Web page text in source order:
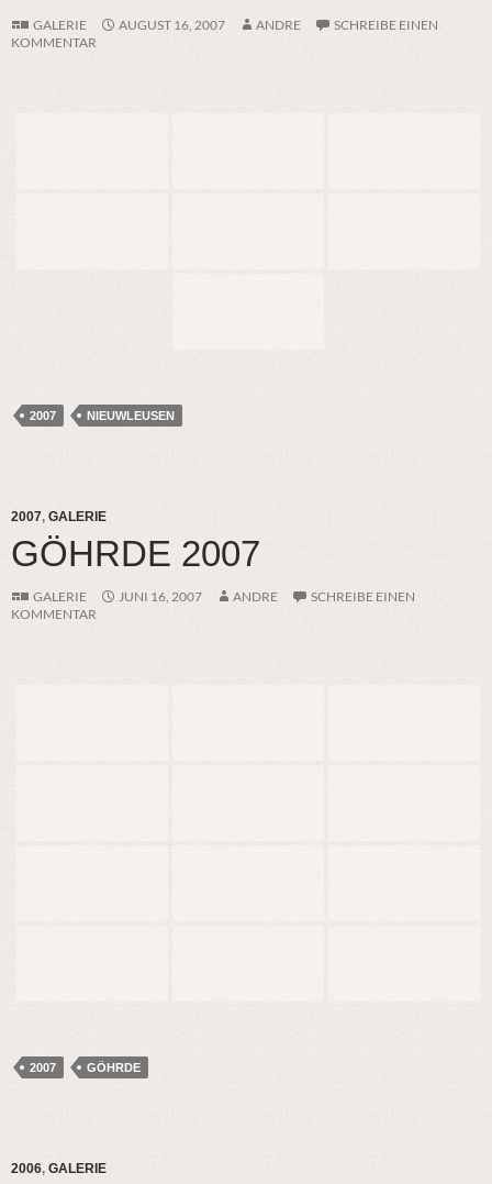
GALERIE AUGUST 16, 2007 ANDRE
SCHREIBE EINEN
KOMMENTAR
2007 NIEUWLEUSEN
2007, GALERIE
GÖHRDE 2007
GALERIE JUNI 16, 2007 ANDRE
SCHREIBE EINEN
KOMMENTAR
2007 GÖHRDE
2006, GALERIE